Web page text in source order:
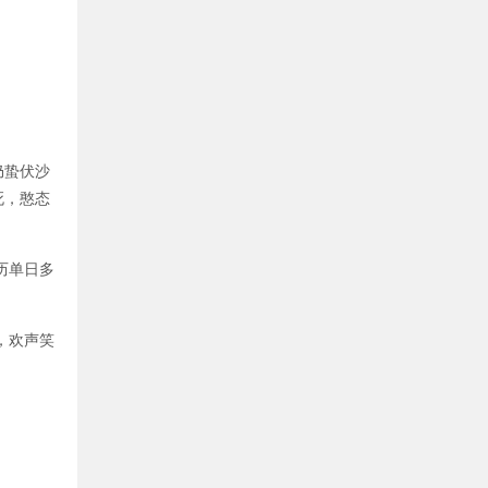
伏沙
，憨态
单日多
欢声笑